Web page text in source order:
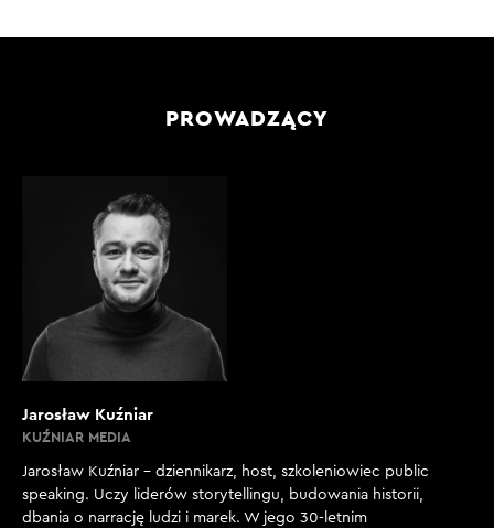
PROWADZĄCY
Jarosław Kuźniar
KUŹNIAR MEDIA
Jarosław Kuźniar – dziennikarz, host, szkoleniowiec public
speaking. Uczy liderów storytellingu, budowania historii,
dbania o narrację ludzi i marek. W jego 30-letnim